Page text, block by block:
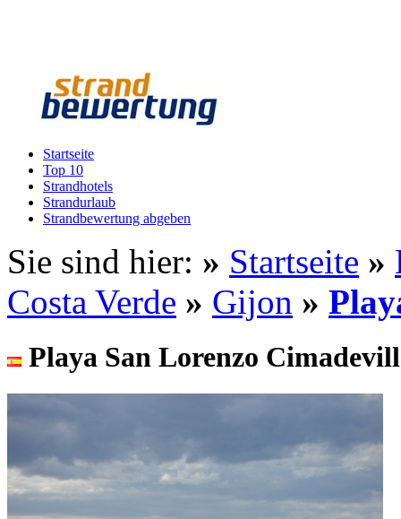
Startseite
Top 10
Strandhotels
Strandurlaub
Strandbewertung abgeben
Sie sind hier: » Startseite »
Costa Verde » Gijon »
Playa San Lorenzo